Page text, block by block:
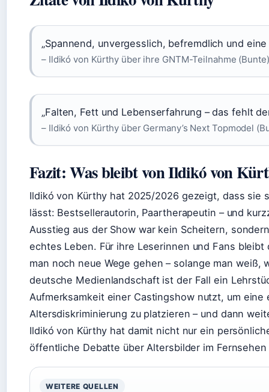
„Spannend, unvergesslich, befremdlich und
– Ildikó von Kürthy über ihre GNTM-Teilnahme (Bunte)
„Falten, Fett und Lebenserfahrung – das fehlt
– Ildikó von Kürthy über Germany’s Next Topmodel
Fazit: Was bleibt von Ildikó von
Ildikó von Kürthy hat 2025/2026 gezeigt, dass sie
lässt: Bestsellerautorin, Paartherapeutin – und
Ausstieg aus der Show war kein Scheitern,
echtes Leben. Für ihre Leserinnen und Fans
man noch neue Wege gehen – solange man weiß,
deutsche Medienlandschaft ist der Fall ein
Aufmerksamkeit einer Castingshow nutzt, um
Altersdiskriminierung zu platzieren – und dann
Ildikó von Kürthy hat damit nicht nur ein
öffentliche Debatte über Altersbilder im
WEITERE QUELLEN